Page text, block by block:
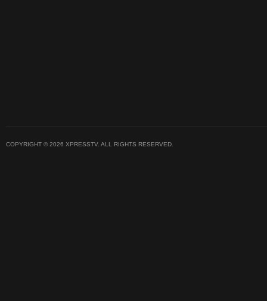
COPYRIGHT © 2026 XPRESSTV. ALL RIGHTS RESERVED.